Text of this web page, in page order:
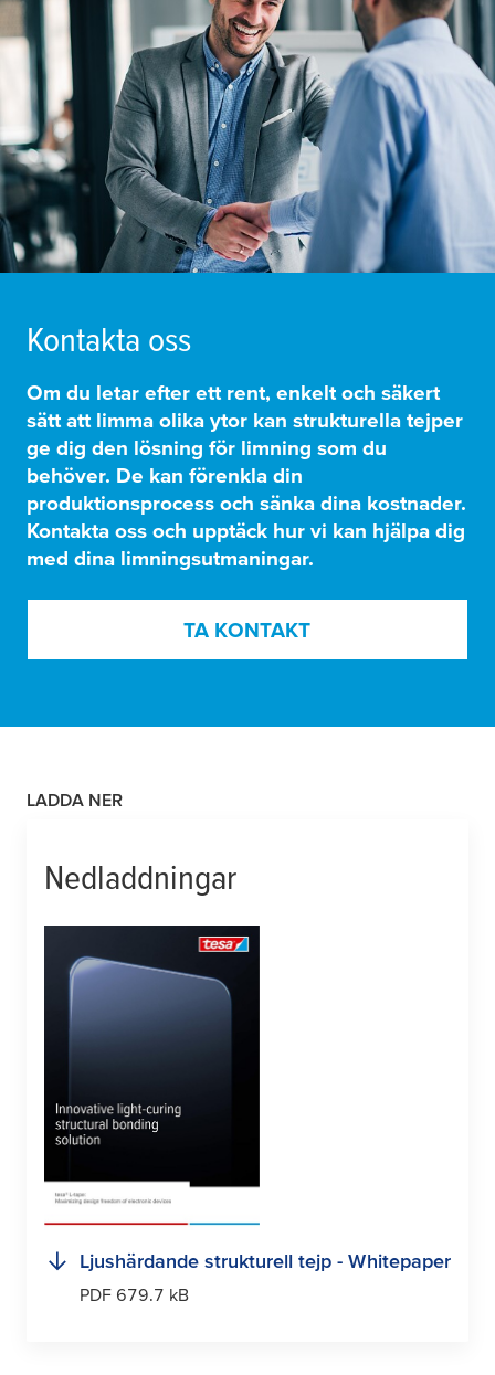
Kontakta oss
Om du letar efter ett rent, enkelt och säkert
sätt att limma olika ytor kan strukturella tejper
ge dig den lösning för limning som du
behöver. De kan förenkla din
produktionsprocess och sänka dina kostnader.
Kontakta oss och upptäck hur vi kan hjälpa dig
med dina limningsutmaningar.
TA KONTAKT
LADDA NER
Nedladdningar
Ljushärdande strukturell tejp - Whitepaper
PDF 679.7 kB